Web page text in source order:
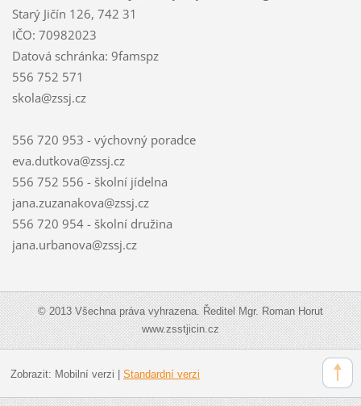
Starý Jičín 126, 742 31
IČO: 70982023
Datová schránka: 9famspz
556 752 571
skola@zssj.cz
556 720 953 - výchovný poradce
eva.dutkova@zssj.cz
556 752 556 - školní jídelna
jana.zuzanakova@zssj.cz
556 720 954 - školní družina
jana.urbanova@zssj.cz
© 2013 Všechna práva vyhrazena. Ředitel Mgr. Roman Horut
www.zsstjicin.cz
Zobrazit: Mobilní verzi | Standardní verzi